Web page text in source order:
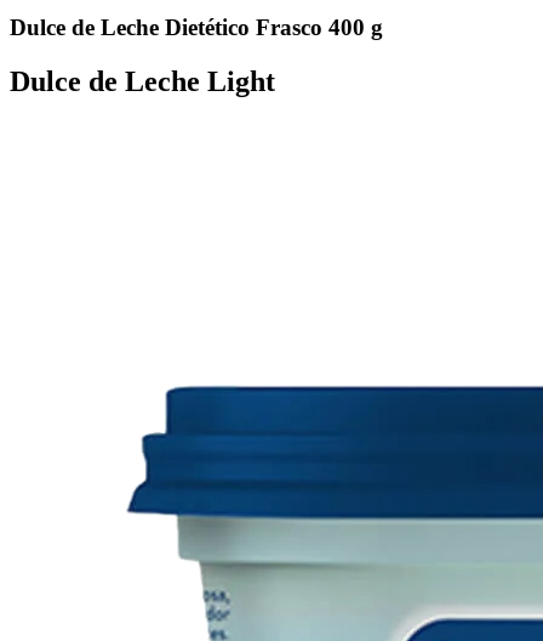
Dulce de Leche Dietético Frasco 400 g
Dulce de Leche Light